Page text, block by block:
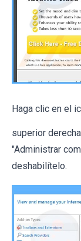
Haga clic en el
superior
"Administrar
deshabilítelo.